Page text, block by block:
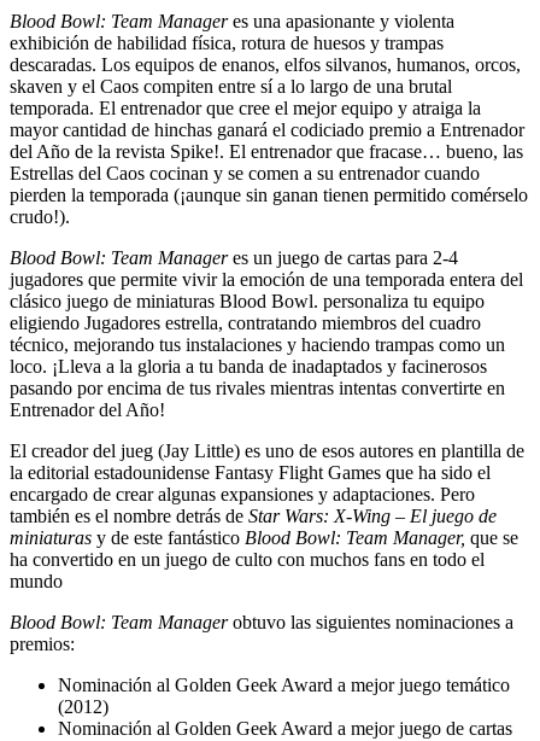
Blood Bowl: Team Manageres una apasionante y violenta
exhibición de habilidad física, rotura de huesos y trampas
descaradas. Los equipos de enanos, elfos silvanos, humanos, orcos,
skaven y el Caos compiten entre sí a lo largo de una brutal
temporada. El entrenador que cree el mejor equipo y atraiga la
mayor cantidad de hinchas ganará el codiciado premio a Entrenador
del Año de la revista Spike!. El entrenador que fracase… bueno, las
Estrellas del Caos cocinan y se comen a su entrenador cuando
pierden la temporada (¡aunque sin ganan tienen permitido comérselo
crudo!).
Blood Bowl: Team Manageres un juego de cartas para 2-4
jugadores que permite vivir la emoción de una temporada entera del
clásico juego de miniaturas Blood Bowl. personaliza tu equipo
eligiendo Jugadores estrella, contratando miembros del cuadro
técnico, mejorando tus instalaciones y haciendo trampas como un
loco. ¡Lleva a la gloria a tu banda de inadaptados y facinerosos
pasando por encima de tus rivales mientras intentas convertirte en
Entrenador del Año!
El creador del jueg (Jay Little) es uno de esos autores en plantilla de
la editorial estadounidense Fantasy Flight Games que ha sido el
encargado de crear algunas expansiones y adaptaciones. Pero
también es el nombre detrás de Star Wars: X-Wing – El juego de
miniaturas y de este fantástico Blood Bowl: Team Manager, que se
ha convertido en un juego de culto con muchos fans en todo el
mundo
Blood Bowl: Team Managerobtuvo las siguientes nominaciones a
premios:
Nominación al Golden Geek Award a mejor juego temático
(2012)
Nominación al Golden Geek Award a mejor juego de cartas